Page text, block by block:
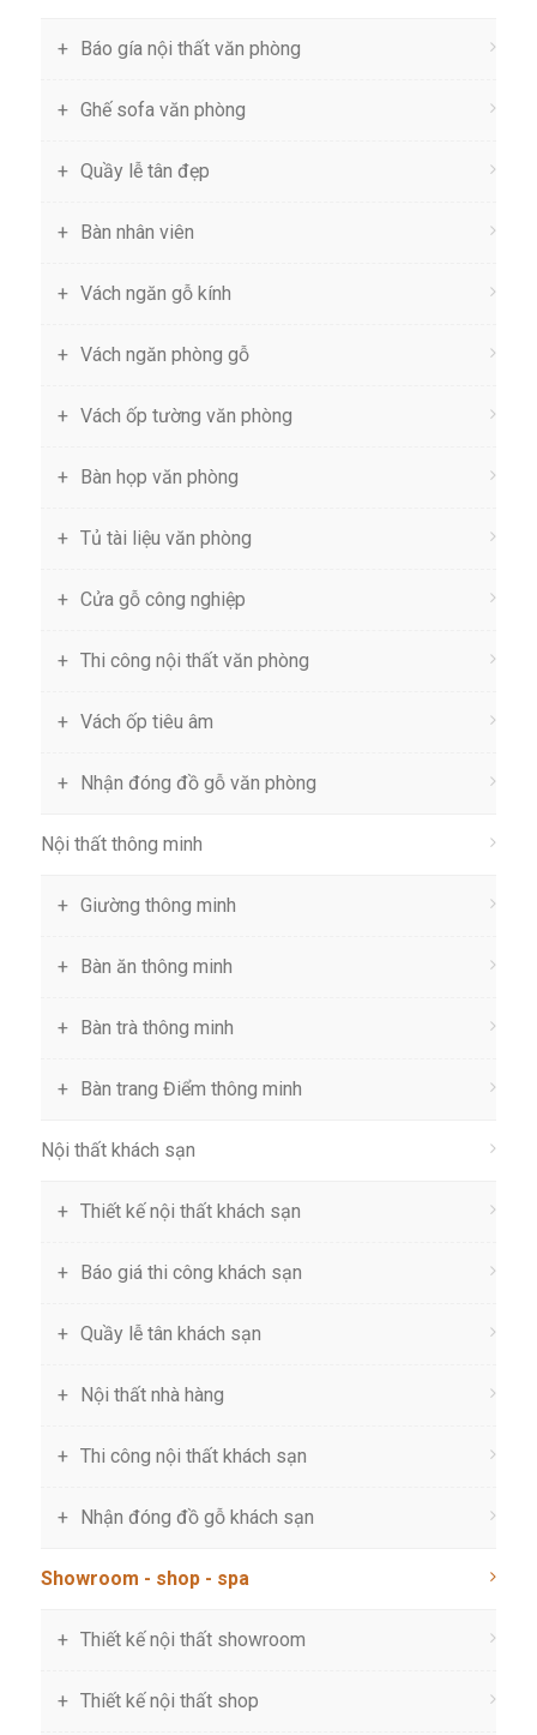
Báo gía nội thất văn phòng
Ghế sofa văn phòng
Quầy lễ tân đẹp
Bàn nhân viên
Vách ngăn gỗ kính
Vách ngăn phòng gỗ
Vách ốp tường văn phòng
Bàn họp văn phòng
Tủ tài liệu văn phòng
Cửa gỗ công nghiệp
Thi công nội thất văn phòng
Vách ốp tiêu âm
Nhận đóng đồ gỗ văn phòng
Nội thất thông minh
Giường thông minh
Bàn ăn thông minh
Bàn trà thông minh
Bàn trang Điểm thông minh
Nội thất khách sạn
Thiết kế nội thất khách sạn
Báo giá thi công khách sạn
Quầy lễ tân khách sạn
Nội thất nhà hàng
Thi công nội thất khách sạn
Nhận đóng đồ gỗ khách sạn
Showroom - shop - spa
Thiết kế nội thất showroom
Thiết kế nội thất shop